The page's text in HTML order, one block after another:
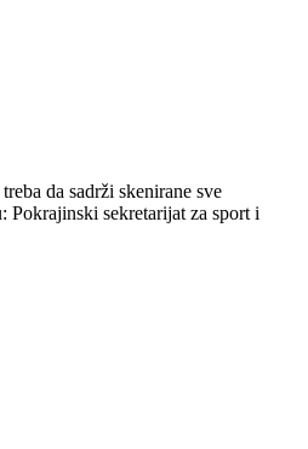
da sadrži skenirane sve
Pokrajinski sekretarijat za sport i